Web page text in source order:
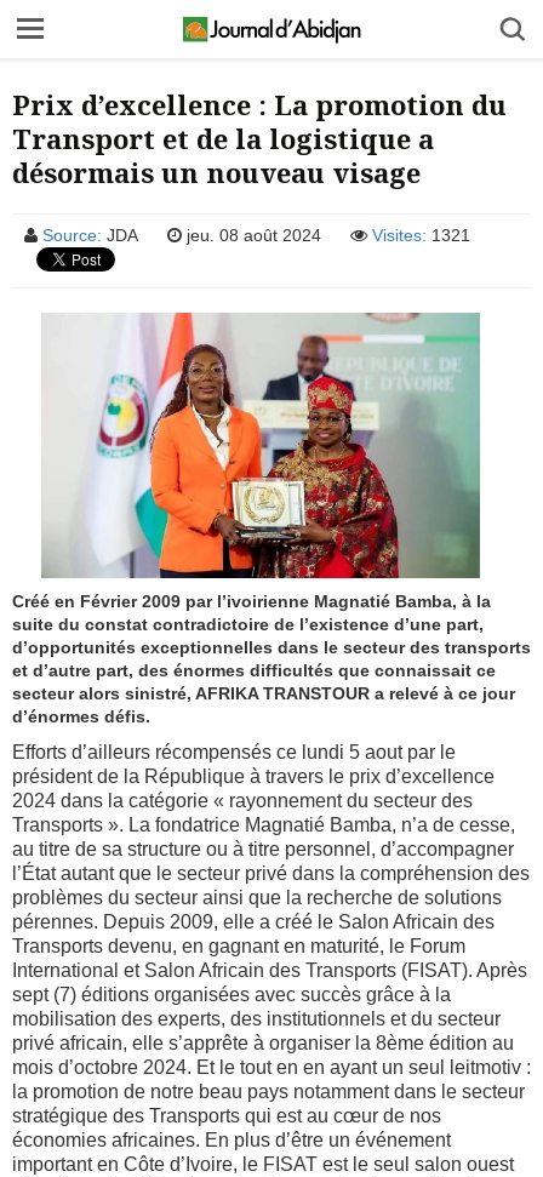
Prix d’excellence : La promotion du
Transport et de la logistique a
désormais un nouveau visage
Source: JDA jeu. 08 août 2024 Visites: 1321
Créé en Février 2009 par l’ivoirienne Magnatié Bamba, à la
suite du constat contradictoire de l’existence d’une part,
d’opportunités exceptionnelles dans le secteur des transports
et d’autre part, des énormes difficultés que connaissait ce
secteur alors sinistré, AFRIKA TRANSTOUR a relevé à ce jour
d’énormes défis.
Efforts d’ailleurs récompensés ce lundi 5 aout par le
président de la République à travers le prix d’excellence
2024 dans la catégorie « rayonnement du secteur des
Transports ». La fondatrice Magnatié Bamba, n’a de cesse,
au titre de sa structure ou à titre personnel, d’accompagner
l’État autant que le secteur privé dans la compréhension des
problèmes du secteur ainsi que la recherche de solutions
pérennes. Depuis 2009, elle a créé le Salon Africain des
Transports devenu, en gagnant en maturité, le Forum
International et Salon Africain des Transports (FISAT). Après
sept (7) éditions organisées avec succès grâce à la
mobilisation des experts, des institutionnels et du secteur
privé africain, elle s’apprête à organiser la 8ème édition au
mois d’octobre 2024. Et le tout en en ayant un seul leitmotiv :
la promotion de notre beau pays notamment dans le secteur
stratégique des Transports qui est au cœur de nos
économies africaines. En plus d’être un événement
important en Côte d’Ivoire, le FISAT est le seul salon ouest